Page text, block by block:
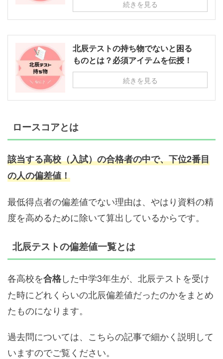
続きを見る
北辰テストの持ち物でないと困る
ものとは？必須アイテムを伝授！
続きを見る
ロースコアとは
該当する高校（入試）の合格者の中で、下位2番目
の人の偏差値！
最低得点者の偏差値でない理由は、やはり資料の精
度を高めるために除いて算出しているからです。
北辰テストの偏差値一覧とは
各高校を合格した中学3年生が、北辰テストを受け
た時にどれくらいの北辰偏差値だったのかをまとめ
たものになります。
過去問については、こちらの記事で細かく説明して
いますのでご覧ください。